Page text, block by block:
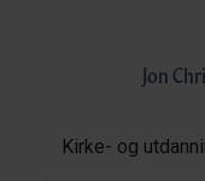
Jon
Kirke- og